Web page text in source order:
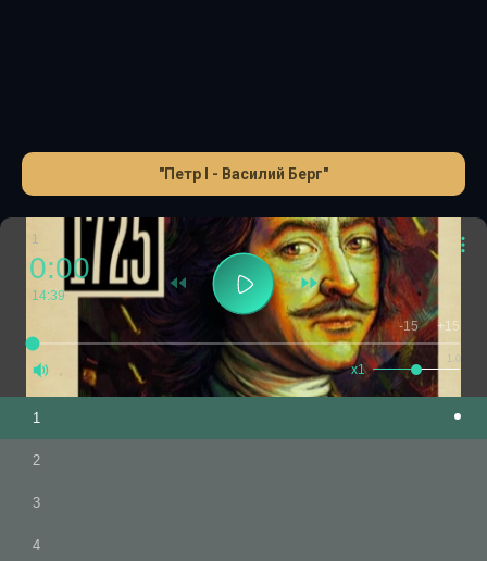
в новой книге серии «Самая полная биография».
"Петр I - Василий Берг"
1
0:00
14:39
1.0
x1
-15 +15
1
2
3
4